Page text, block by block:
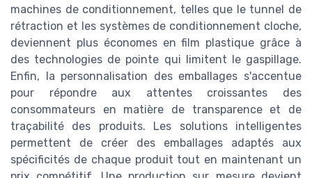
machines de conditionnement, telles que le tunnel de
rétraction et les systèmes de conditionnement cloche,
deviennent plus économes en film plastique grâce à
des technologies de pointe qui limitent le gaspillage.
Enfin, la personnalisation des emballages s'accentue
pour répondre aux attentes croissantes des
consommateurs en matière de transparence et de
traçabilité des produits. Les solutions intelligentes
permettent de créer des emballages adaptés aux
spécificités de chaque produit tout en maintenant un